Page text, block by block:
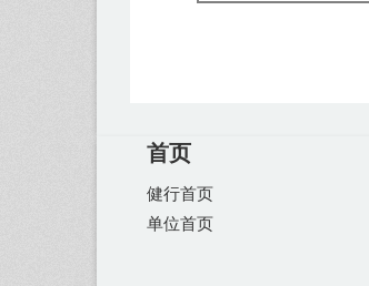
首页
健行首页
单位首页